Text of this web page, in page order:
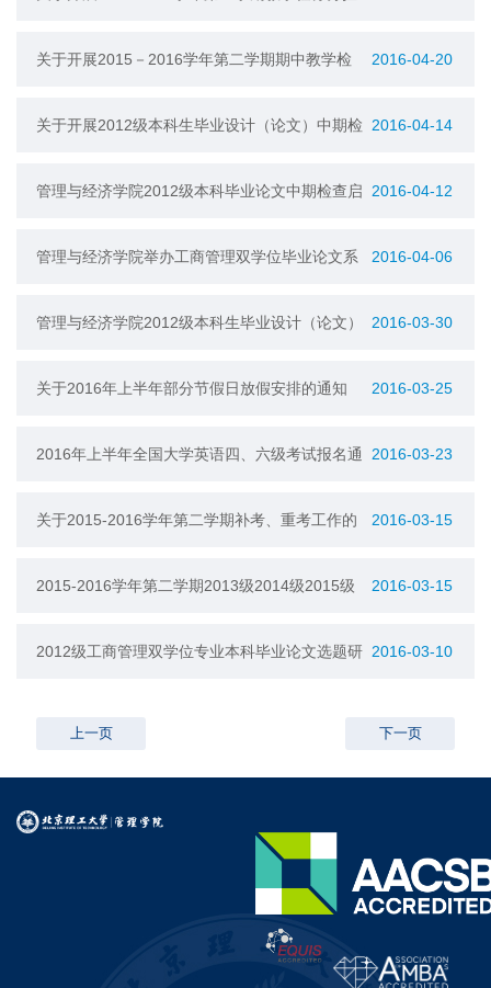
工作的通知
2016-04-20
关于开展2015－2016学年第二学期期中教学检
查的通知
2016-04-14
关于开展2012级本科生毕业设计（论文）中期检
查的通知
2016-04-12
管理与经济学院2012级本科毕业论文中期检查启
动通知
2016-04-06
管理与经济学院举办工商管理双学位毕业论文系
列讲座活动
2016-03-30
管理与经济学院2012级本科生毕业设计（论文）
书写规范及打印装订要求
2016-03-25
关于2016年上半年部分节假日放假安排的通知
2016-03-23
2016年上半年全国大学英语四、六级考试报名通
2016-03-15
关于2015-2016学年第二学期补考、重考工作的
2016-03-15
2015-2016学年第二学期2013级2014级2015级
重修班上课安排
2016-03-10
2012级工商管理双学位专业本科毕业论文选题研
上一页 下一页